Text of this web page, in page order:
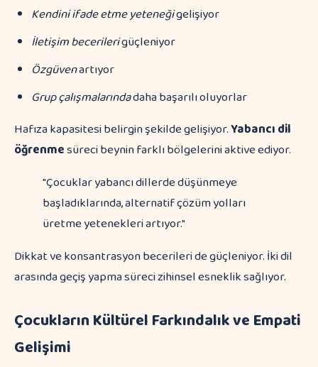
Kendini ifade etme yeteneğigelişiyor
İletişim becerilerigüçleniyor
Özgüvenartıyor
Grup çalışmalarındadaha başarılı oluyorlar
Hafıza kapasitesi belirgin şekilde gelişiyor.Yabancı dil
öğrenmesüreci beynin farklı bölgelerini aktive ediyor.
"Çocuklar yabancı dillerde düşünmeye
başladıklarında, alternatif çözüm yolları
üretme yetenekleri artıyor."
Dikkat ve konsantrasyon becerileri de güçleniyor. İki dil
arasında geçiş yapma süreci zihinsel esneklik sağlıyor.
Çocukların Kültürel Farkındalık ve Empati
Gelişimi